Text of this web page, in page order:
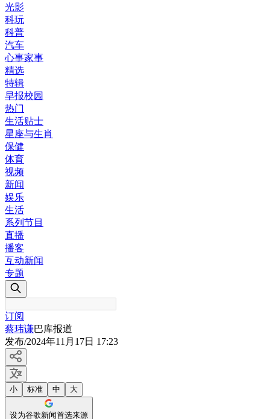
光影
科玩
科普
汽车
心事家事
精选
特辑
早报校园
热门
生活贴士
星座与生肖
保健
体育
视频
新闻
娱乐
生活
系列节目
直播
播客
互动新闻
专题
订阅
蔡玮谦巴库报道
发布/2024年11月17日 17:23
小 标准 中 大
设为谷歌新闻首选来源